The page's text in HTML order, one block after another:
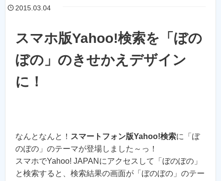
2015.03.04
スマホ版Yahoo!検索を「ぼの
ぼの」のきせかえデザイン
に！
なんとなんと！ スマートフォン版Yahoo!検索に「ぼ
のぼの」のテーマが登場しました～っ！
スマホでYahoo! JAPANにアクセスして「ぼのぼの」
と検索すると、検索結果の画面が「ぼのぼの」のテー